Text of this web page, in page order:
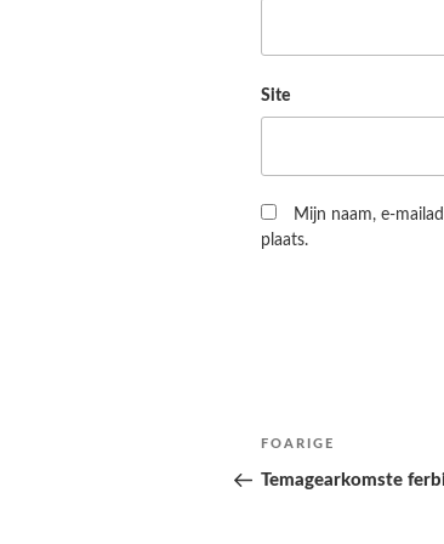
Site
Mijn naam, e-
plaats.
Folgjende
pagina
FOARIGE
Temagearkomste